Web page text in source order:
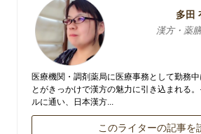
多田
漢方・薬
医療機関・調剤薬局に医療事務として勤務
とがきっかけで漢方の魅力に引き込まれる
ルに通い、日本漢方...
このライターの記事を